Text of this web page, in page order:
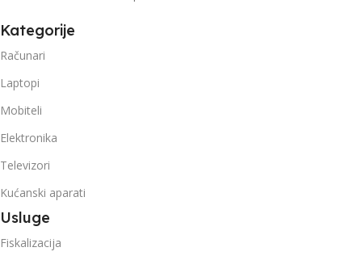
Kategorije
Računari
Laptopi
Mobiteli
Elektronika
Televizori
Kućanski aparati
Usluge
Fiskalizacija